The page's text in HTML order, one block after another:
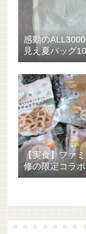
感動の
見え夏バッグ
【実食】ファ
修の限定コラ
過ぎた！